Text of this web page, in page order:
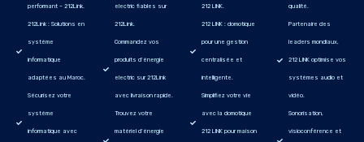
performant – 212Link.
212Link : Solutions en
système
informatique
adaptées au Maroc.
Sécurisez votre
système
informatique avec
electric fiables sur
212Link.
Commandez vos
produits d’énergie
electric sur 212Link
avec livraison rapide.
Trouvez votre
matériel d’énergie
212 LINK.
212 LINK : domotique
pour une gestion
centralisée et
intelligente.
Simplifiez votre vie
avec la domotique
212 LINK pour maison
qualité.
Partenaire des
leaders mondiaux,
212 LINK optimise vos
systèmes audio et
vidéo.
Sonorisation,
visioconférence et